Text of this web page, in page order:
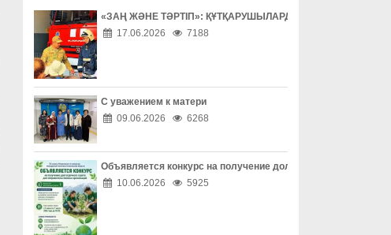
06.08 Безопасность начинается с ответственности
06.08 Бытовое насилие - не семейное дело
06.08 Инвестиции в здоровье
06.08 Борьба с наркоманией выходит на новый уровень
06.08 Наркотическая зависимость разрушает здоровье
06.08 Собственник обязан соблюдать законодательство
«ЗАҢ ЖӘНЕ ТӘРТІП»: ҚҰТҚАРУШЫЛАРДЫҢ ЕҢБЕГІМЕН
17.06.2026
7188
С уважением к матери
09.06.2026
6268
Объявляется конкурс на получение долгосрочного гранта
10.06.2026
5925